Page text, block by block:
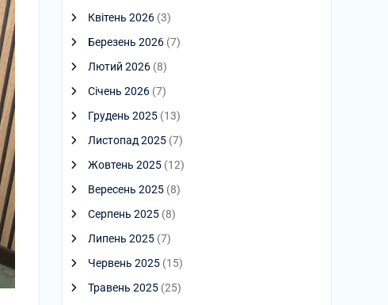
Квітень 2026 (3)
Березень 2026 (7)
Лютий 2026 (8)
Січень 2026 (7)
Грудень 2025 (13)
Листопад 2025 (7)
Жовтень 2025 (12)
Вересень 2025 (8)
Серпень 2025 (8)
Липень 2025 (7)
Червень 2025 (15)
Травень 2025 (25)